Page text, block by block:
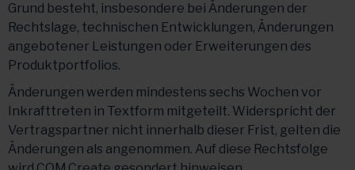
Grund besteht, insbesondere bei Änderungen der
Rechtslage, technischen Entwicklungen, Änderungen
angebotener Leistungen oder Erweiterungen des
Produktportfolios.
Änderungen werden mindestens sechs Wochen vor
Inkrafttreten in Textform mitgeteilt. Widerspricht der
Vertragspartner nicht innerhalb dieser Frist, gelten die
Änderungen als angenommen. Auf diese Rechtsfolge